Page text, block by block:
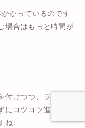
かっているのです
場合はもっと時間が
けつつ、ラッキー
コツコツ進める
ね。